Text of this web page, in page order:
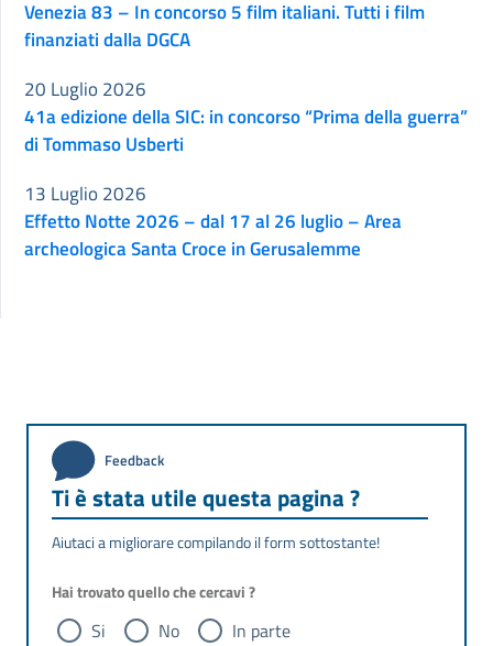
Venezia 83 – In concorso 5 film italiani. Tutti i film
finanziati dalla DGCA
41a edizione della SIC: in concorso “Prima della guerra”
di Tommaso Usberti
20 Luglio 2026
Effetto Notte 2026 – dal 17 al 26 luglio – Area
archeologica Santa Croce in Gerusalemme
13 Luglio 2026
Feedback
Ti è stata utile questa pagina ?
Aiutaci a migliorare compilando il form sottostante!
Hai trovato quello che cercavi ?
Si No In parte